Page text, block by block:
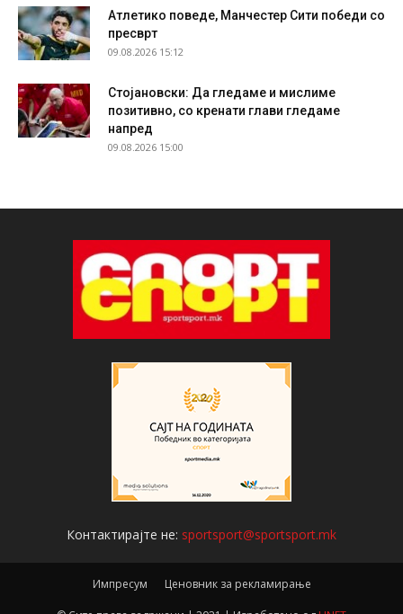
Атлетико поведе, Манчестер Сити победи со
пресврт
09.08.2026 15:12
Стојановски: Да гледаме и мислиме
позитивно, со кренати глави гледаме
напред
09.08.2026 15:00
Контактирајте не: sportsport@sportsport.mk
Импресум Ценовник за рекламирање